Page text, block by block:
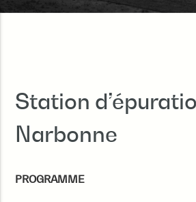
Station
Narbonne
PROGRAMME